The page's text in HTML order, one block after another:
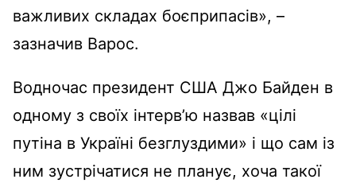
важливих складах боєприпасів», –
зазначив Варос.
Водночас президент США Джо Байден в
одному з своїх інтерв’ю назвав «цілі
путіна в Україні безглуздими» і що сам із
ним зустрічатися не планує, хоча такої